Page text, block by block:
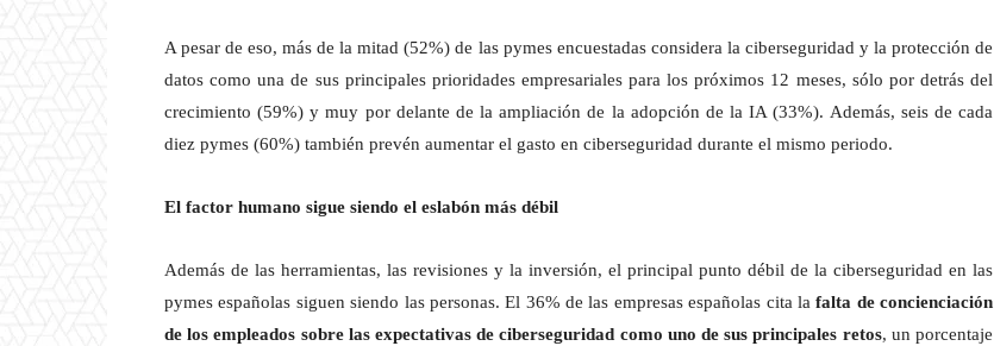
A pesar de eso, más de la mitad (52%) de las pymes encuestadas considera la ciberseguridad y la protección de
datos como una de sus principales prioridades empresariales para los próximos 12 meses, sólo por detrás del
crecimiento (59%) y muy por delante de la ampliación de la adopción de la IA (33%). Además, seis de cada
diez pymes (60%) también prevén aumentar el gasto en ciberseguridad durante el mismo periodo.
El factor humano sigue siendo el eslabón más débil
Además de las herramientas, las revisiones y la inversión, el principal punto débil de la ciberseguridad en las
pymes españolas siguen siendo las personas. El 36% de las empresas españolas cita lafalta de concienciación
de los empleados sobre las expectativas de ciberseguridad como uno de sus principales retos, un porcentaje